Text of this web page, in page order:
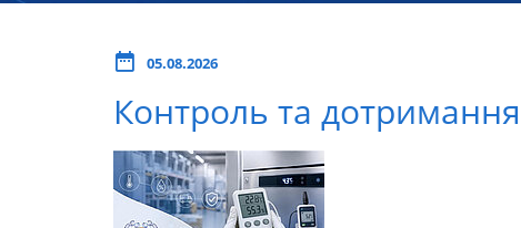
05.08.2026
Контроль та дотримання